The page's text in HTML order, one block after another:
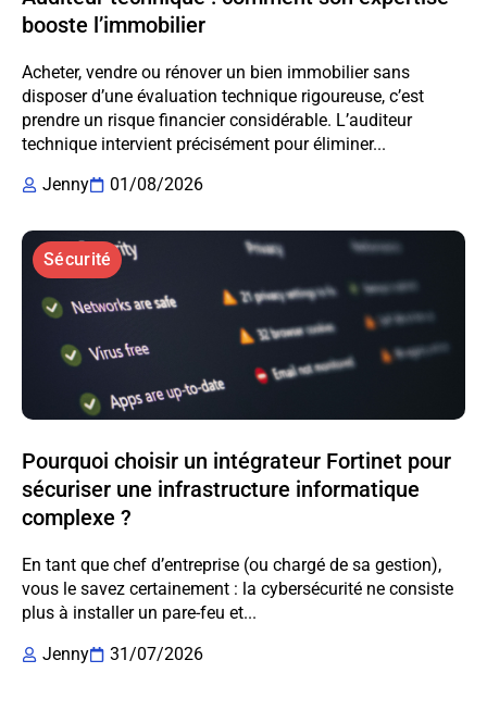
booste l’immobilier
Acheter, vendre ou rénover un bien immobilier sans
disposer d’une évaluation technique rigoureuse, c’est
prendre un risque financier considérable. L’auditeur
technique intervient précisément pour éliminer...
Jenny
01/08/2026
Sécurité
Pourquoi choisir un intégrateur Fortinet pour
sécuriser une infrastructure informatique
complexe ?
En tant que chef d’entreprise (ou chargé de sa gestion),
vous le savez certainement : la cybersécurité ne consiste
plus à installer un pare-feu et...
Jenny
31/07/2026